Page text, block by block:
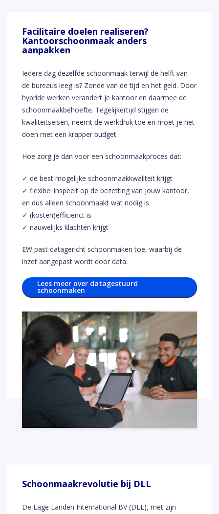
Facilitaire doelen realiseren?
Kantoorschoonmaak anders
aanpakken
Iedere dag dezelfde schoonmaak terwijl de helft van
de bureaus leeg is? Zonde van de tijd en het geld. Door
hybride werken verandert je kantoor en daarmee de
schoonmaakbehoefte. Tegelijkertijd stijgen de
kwaliteitseisen, neemt de werkdruk toe en moet je het
doen met een krapper budget.
Hoe zorg je dan voor een schoonmaakproces dat:
✓ de best mogelijke schoonmaakkwaliteit krijgt
✓ flexibel inspeelt op de bezetting van jouw kantoor,
en dus alleen schoonmaakt wat nodig is
✓ (kosten)efficienct is
✓ nauwelijks klachten krijgt
EW past datagericht schoonmaken toe, waarbij de
inzet aangepast wordt door data.
Lees meer over datagestuurd
schoonmaken
Schoonmaakrevolutie bij DLL
De Lage Landen International BV (DLL), met zijn